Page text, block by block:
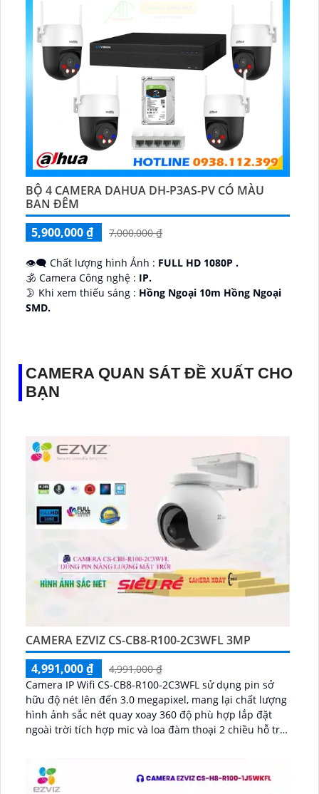
BỘ 4 CAMERA DAHUA DH-P3AS-PV CÓ MÀU
BAN ĐÊM
5,900,000 ₫
7,000,000 ₫
👁️‍🗨 Chất lượng hình Ảnh : FULL HD 1080P .
🕉️ Camera Công nghệ : IP.
🌛 Khi xem thiếu sáng : Hồng Ngoại 10m Hồng Ngoại
SMD.
CAMERA QUAN SÁT ĐỀ XUẤT CHO
BẠN
CAMERA EZVIZ CS-CB8-R100-2C3WFL 3MP
4,991,000 ₫
4,991,000 ₫
Camera IP Wifi CS-CB8-R100-2C3WFL sử dụng pin sở
hữu độ nét lên đến 3.0 megapixel, mang lại chất lượng
hình ảnh sắc nét quay xoay 360 độ phù hợp lắp đặt
ngoài trời tích hợp mic và loa đàm thoại 2 chiều hỗ trợ